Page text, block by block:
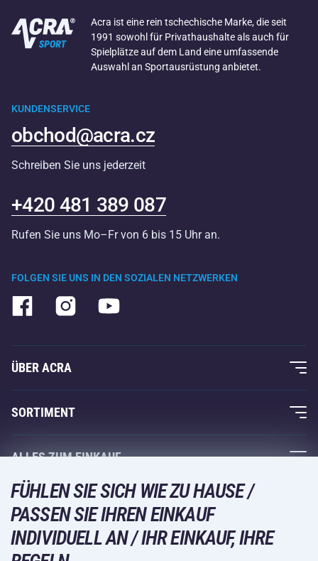
Acra ist eine rein tschechische Marke, die seit
1991 sowohl für Privathaushalte als auch für
Spielplätze auf dem Land eine umfassende
Auswahl an Sportausrüstung anbietet.
FOLGEN SIE UNS IN DEN SOZIALEN NETZWERKEN
KUNDENSERVICE
obchod@acra.cz
Schreiben Sie uns jederzeit
+420 481 389 087
Rufen Sie uns Mo–Fr von 6 bis 15 Uhr an.
ÜBER ACRA
Über uns
Acra-Garantie
Kontakte
Großhandel
Einkaufsratgeber
SORTIMENT
Fitness und Krafttraining
Racketsportarten
Wintersport
Freizeit und Unterhaltung
ALLES ZUM EINKAUF
Acra-Garantie
Rückgabe und Reklamationen
VERSANDARTEN
FÜHLEN SIE SICH WIE ZU HAUSE /
PASSEN SIE IHREN EINKAUF
INDIVIDUELL AN / IHR EINKAUF, IHRE